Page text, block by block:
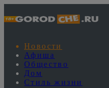
Новости
Афиша
Общество
Дом
Стиль жизни